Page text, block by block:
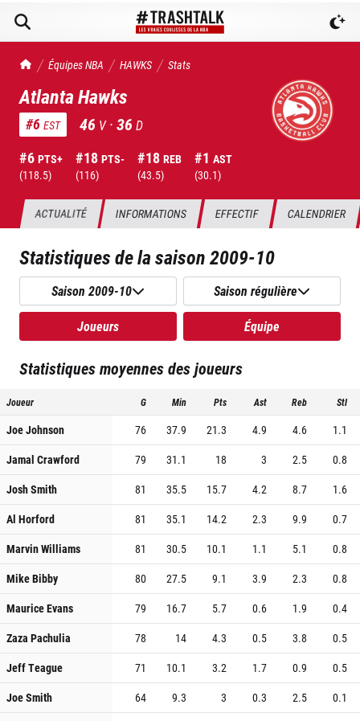
TrashTalk Actu NBA
Équipes NBA HAWKS Stats
Atlanta Hawks
#6 EST 46 V ·36 D
#6 PTS+
(118.5)
#18 PTS-
(116)
#18 REB
(43.5)
#1 AST
(30.1)
ACTUALITÉ INFORMATIONS EFFECTIF CALENDRIER
Statistiques de la saison2009-10
Saison 2009-10 Saison régulière
Joueurs Équipe
Statistiques moyennes des joueurs
Joueur G Min Pts Ast Reb Stl
Joe Johnson 76 37.9 21.3 4.9 4.6
1.1
Jamal Crawford
79 31.1 18 3 2.5
0.8
Josh Smith
81 35.5 15.7 4.2 8.7
1.6
Al Horford
81 35.1 14.2 2.3 9.9
0.7
Marvin Williams
81 30.5 10.1 1.1 5.1
0.8
Mike Bibby
80 27.5 9.1 3.9 2.3
0.8
Maurice Evans
79 16.7 5.7 0.6 1.9
0.4
Zaza Pachulia
78 14 4.3 0.5 3.8
0.5
Jeff Teague
71 10.1 3.2 1.7 0.9
0.5
Joe Smith
64 9.3 3 0.3 2.5
0.1